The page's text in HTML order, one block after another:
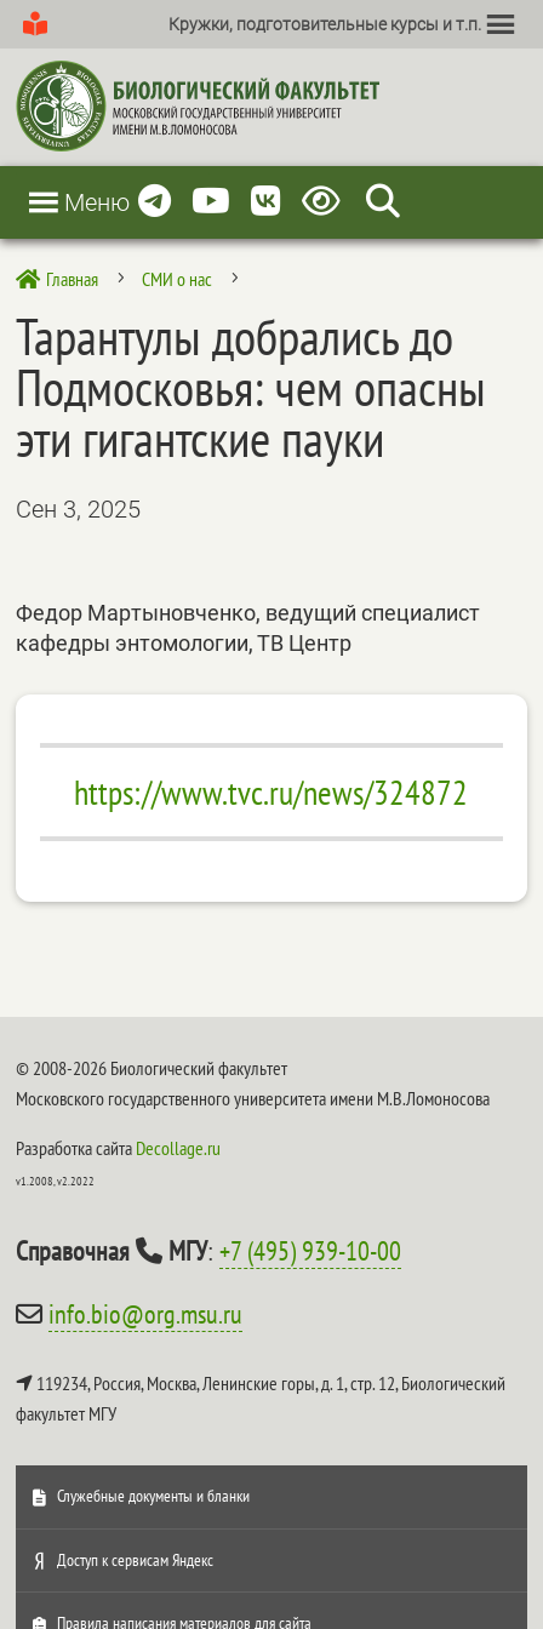
Кружки, подготовительные курсы и т.п.
Меню
 Главная 5 СМИ о нас 5
Тарантулы добрались до
Подмосковья: чем опасны
эти гигантские пауки
Сен 3, 2025
Федор Мартыновченко, ведущий специалист
кафедры энтомологии, ТВ Центр
https://www.tvc.ru/news/324872
© 2008-2026 Биологический факультет
Московского государственного университета имени М.В.Ломоносова
Разработка сайта Decollage.ru
v1.2008, v2.2022
Справочная МГУ:+7 (495) 939-10-00
info.bio@org.msu.ru
119234, Россия, Москва, Ленинские горы, д. 1, стр. 12,Биологический
факультет МГУ
Служебные документы и бланки
Доступ к сервисам Яндекс
Правила написания материалов для сайта